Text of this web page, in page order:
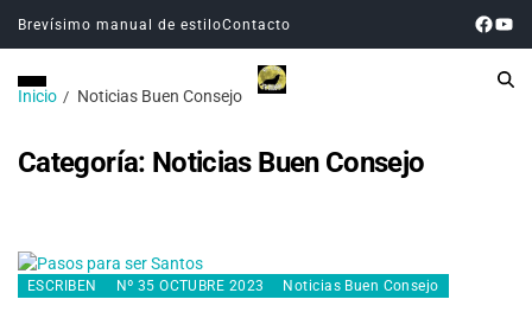
Brevísimo manual de estiloContacto
Inicio Noticias Buen Consejo
Categoría: Noticias Buen Consejo
ESCRIBEN Nº 35 OCTUBRE 2023 Noticias Buen Consejo